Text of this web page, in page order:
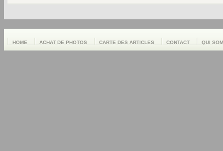
HOME ACHAT DE PHOTOS CARTE DES ARTICLES CONTACT QUI